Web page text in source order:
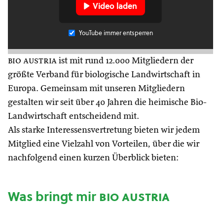
Video laden
YouTube immer entsperren
bio austria ist mit rund 12.000 Mitgliedern der
größte Verband für biologische Landwirtschaft in
Europa. Gemeinsam mit unseren Mitgliedern
gestalten wir seit über 40 Jahren die heimische Bio-
Landwirtschaft entscheidend mit.
Als starke Interessensvertretung bieten wir jedem
Mitglied eine Vielzahl von Vorteilen, über die wir
nachfolgend einen kurzen Überblick bieten:
Was bringt mirbio austria